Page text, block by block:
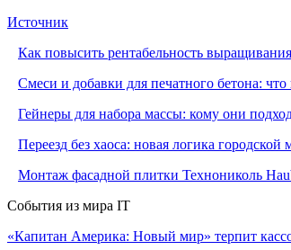
Источник
Как повысить рентабельность
Смеси и добавки для печатного бетона:
Гейнеры для набора массы: кому они
Переезд без хаоса: новая логика городской
Монтаж фасадной плитки Технониколь
События из мира IT
«Капитан Америка: Новый мир» терпит